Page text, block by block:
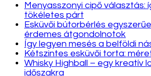
Menyasszonyi cipő választás:
tökéletes párt
Esküvői bútorbérlés
érdemes átgondolnotok
Így legyen mesés a belföldi
Kétszintes esküvői torta:
Whisky Highball – egy kreatív
időszakra